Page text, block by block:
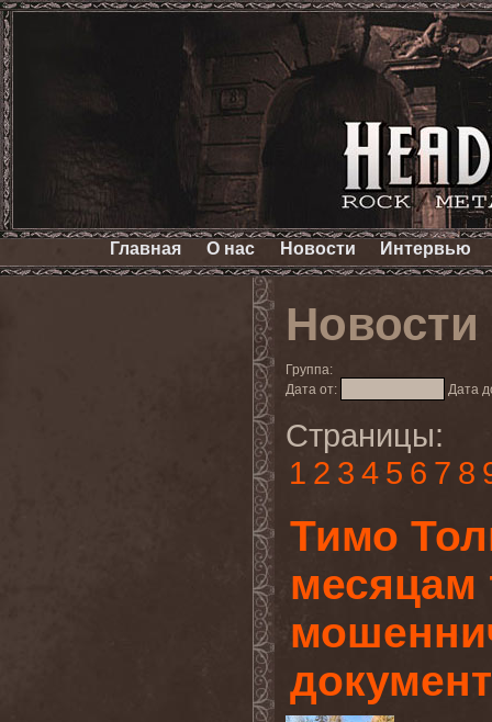
Главная О нас Новости Интервью
Новости
Группа:
Дата от:
Дата
Страницы:
1 2 3 4 5 6 7 8
Тимо